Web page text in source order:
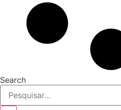
Search